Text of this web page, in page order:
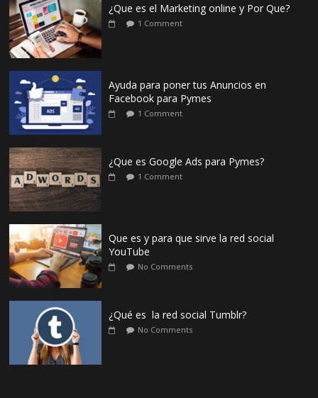
¿Que es el Marketing online y Por Que?
1 Comment
Ayuda para poner tus Anuncios en
Facebook para Pymes
1 Comment
¿Que es Google Ads para Pymes?
1 Comment
Que es y para que sirve la red social
YouTube
No Comments
¿Qué es la red social Tumblr?
No Comments